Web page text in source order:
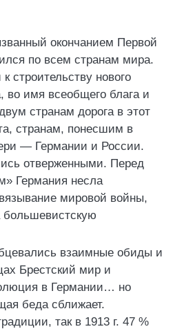
окончанием Первой
по всем странам мира.
строительству нового
во имя всеобщего блага и
странам дорога в этот
странам, понесшим в
— Германии и России.
отверженными. Перед
Германия несла
мировой войны,
взаимные обиды и
Брестский мир и
в Германии… но
беда сближает.
так в 1913 г. 47 %